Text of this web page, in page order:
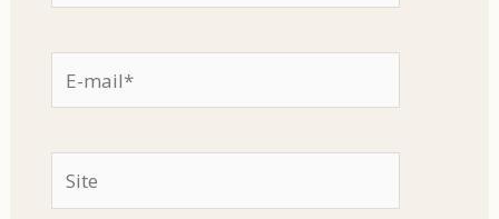
E-
mail*
Site